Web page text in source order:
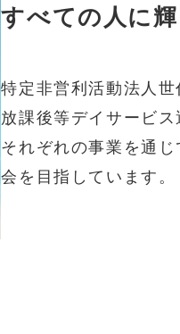
すべての人に
特定非営利活動法人世
放課後等デイサービス
それぞれの事業を通
会を目指しています。